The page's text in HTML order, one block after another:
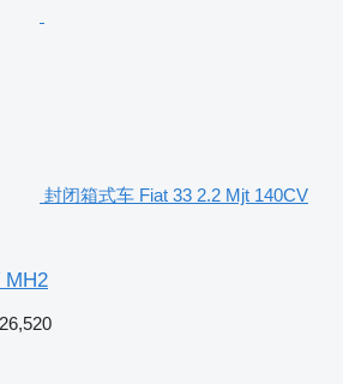
封闭箱式车 Fiat 33 2.2 Mjt 140CV
MH2